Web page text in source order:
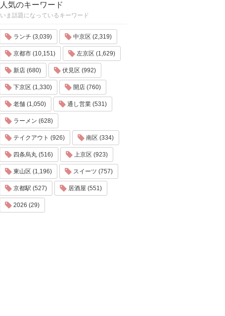
人気のキーワード
いま話題になっているキーワード
ランチ (3,039) 中京区 (2,319)
京都市 (10,151) 左京区 (1,629)
新店 (680) 伏見区 (992)
下京区 (1,330) 開店 (760)
老舗 (1,050) 通し営業 (531)
ラーメン (628)
テイクアウト (926) 南区 (334)
四条烏丸 (516) 上京区 (923)
東山区 (1,196) スイーツ (757)
京都駅 (527) 居酒屋 (551)
2026 (29)